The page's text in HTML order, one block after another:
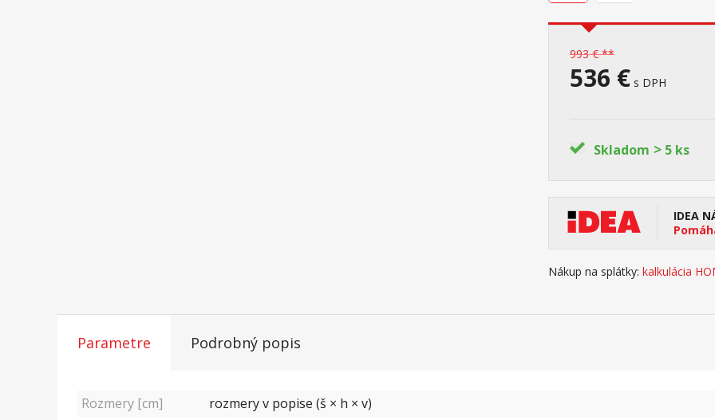
993 € **
536 € s DPH
Skladom > 5 ks
IDEA
Nákup na splátky: kalkulácia
Parametre Podrobný popis
Rozmery [cm]
rozmery v popise (š × h × v)